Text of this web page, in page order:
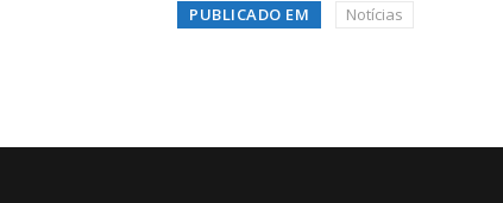
PUBLICADO EM Notícias